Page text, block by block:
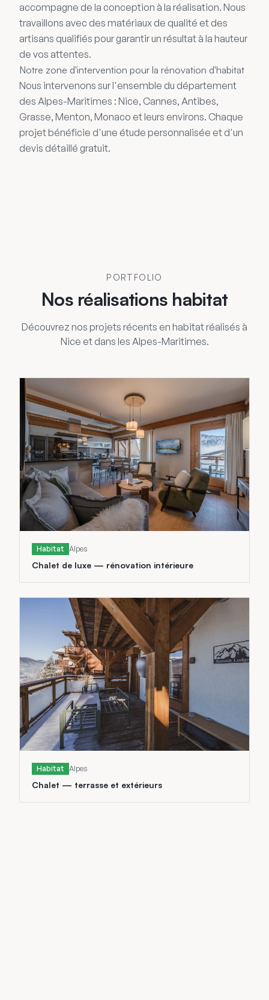
accompagne de la conception à la réalisation. Nous
travaillons avec des matériaux de qualité et des
artisans qualifiés pour garantir un résultat à la hauteur
de vos attentes.
Notre zone d'intervention pour la rénovation d'habitat
Nous intervenons sur l'ensemble du département
des Alpes-Maritimes : Nice, Cannes, Antibes,
Grasse, Menton, Monaco et leurs environs. Chaque
projet bénéficie d'une étude personnalisée et d'un
devis détaillé gratuit.
PORTFOLIO
Nos réalisations habitat
Découvrez nos projets récents en habitat réalisés à
Nice et dans les Alpes-Maritimes.
Habitat Alpes
Chalet de luxe — rénovation intérieure
Habitat Alpes
Chalet — terrasse et extérieurs